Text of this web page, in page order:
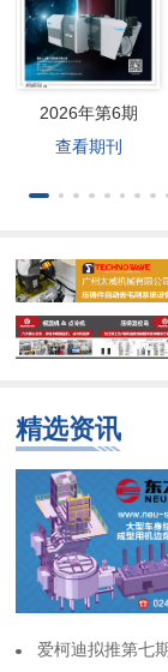
2026年第6期
查看期刊
精选资讯
爱柯迪拟推第七